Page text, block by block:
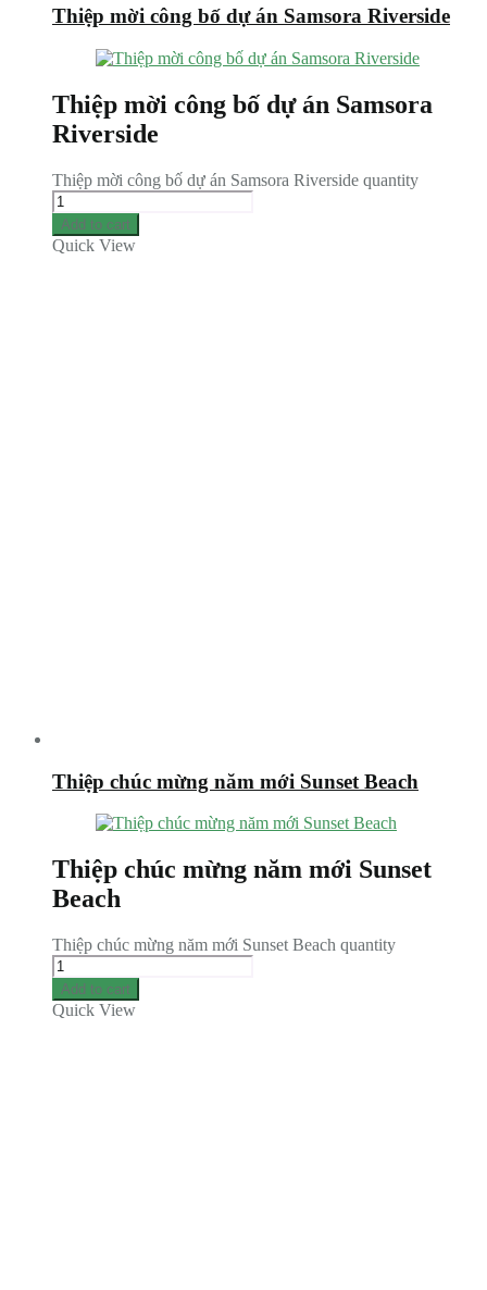
Thiệp mời công bố dự án Samsora Riverside
Thiệp mời công bố dự án Samsora
Riverside
Thiệp mời công bố dự án Samsora Riverside quantity
Add to cart
Quick View
Thiệp chúc mừng năm mới Sunset Beach
Thiệp chúc mừng năm mới Sunset
Beach
Thiệp chúc mừng năm mới Sunset Beach quantity
Add to cart
Quick View